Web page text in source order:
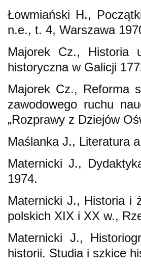
Łowmiański H.,
n.e., t. 4, Warszawa
Majorek Cz., Historia
historyczna w Galicji
Majorek Cz., Reforma
zawodowego ruchu
„Rozprawy z Dziejów
Maślanka J., Literatura
Maternicki J.,
1974.
Maternicki J., Historia i
polskich XIX i XX w.,
Maternicki J.,
historii. Studia i szkice